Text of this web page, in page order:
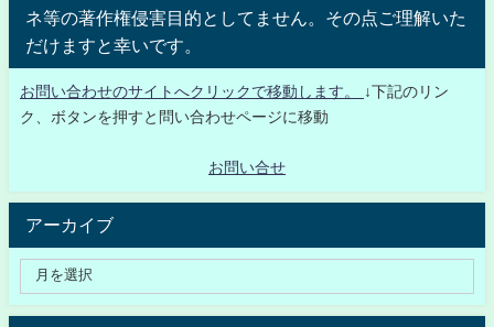
ネ等の著作権侵害目的としてません。その点ご理解いた
だけますと幸いです。
お問い合わせのサイトへクリックで移動します。
↓下記のリン
ク、ボタンを押すと問い合わせページに移動
お問い合せ
アーカイブ